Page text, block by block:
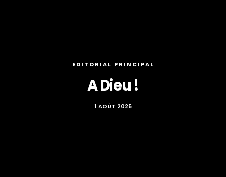
EDITORIAL PRINCIPAL
A Dieu !
1 AOÛT 2025